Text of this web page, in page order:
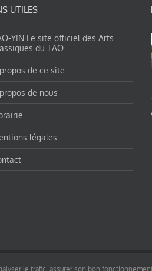
UTILES
YIN Le site officiel des Arts
du TAO
de ce site
de nous
légales
le trafic, assurer son bon